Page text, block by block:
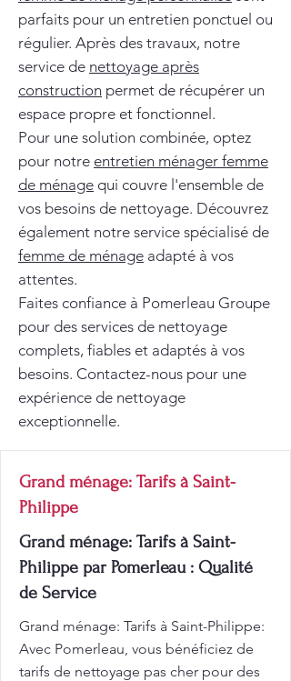
parfaits pour un entretien ponctuel ou
régulier. Après des travaux, notre
service de nettoyage après
construction permet de récupérer un
espace propre et fonctionnel.
Pour une solution combinée, optez
pour notre entretien ménager femme
de ménage qui couvre l'ensemble de
vos besoins de nettoyage. Découvrez
également notre service spécialisé de
femme de ménage adapté à vos
attentes.
Faites confiance à Pomerleau Groupe
pour des services de nettoyage
complets, fiables et adaptés à vos
besoins. Contactez-nous pour une
expérience de nettoyage
exceptionnelle.
Grand ménage: Tarifs à Saint-
Philippe
Grand ménage: Tarifs à Saint-
Philippe par Pomerleau : Qualité
de Service
Grand ménage: Tarifs à Saint-Philippe:
Avec Pomerleau, vous bénéficiez de
tarifs de nettoyage pas cher pour des